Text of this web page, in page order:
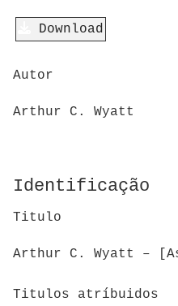
Download
Autor
Arthur C. Wyatt
Identificação
Titulo
Arthur C. Wyatt –
Titulos atríbuidos